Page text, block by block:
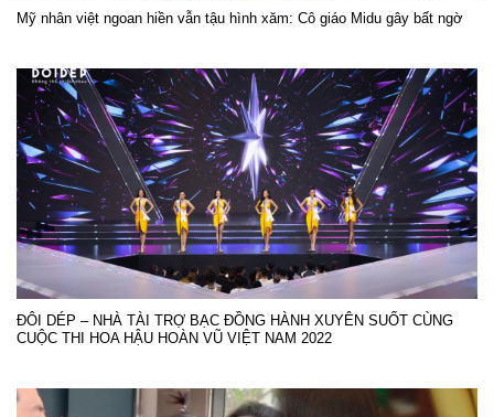
Mỹ nhân việt ngoan hiền vẫn tậu hình xăm: Cô giáo Midu gây bất ngờ
ĐÔI DÉP – NHÀ TÀI TRỢ BẠC ĐỒNG HÀNH XUYÊN SUỐT CÙNG
CUỘC THI HOA HẬU HOÀN VŨ VIỆT NAM 2022